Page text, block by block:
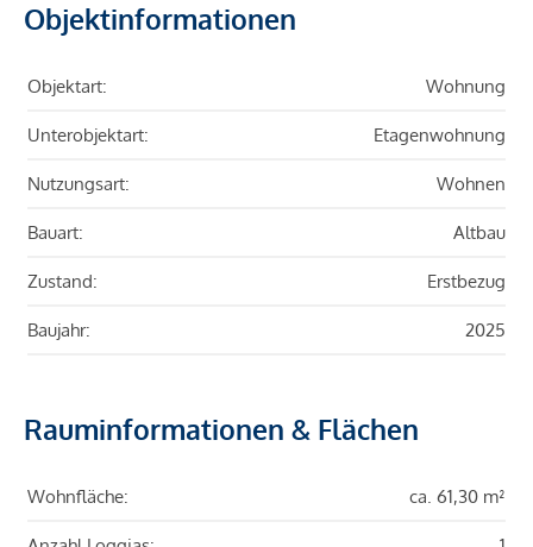
Objektinformationen
Objektart: Wohnung
Unterobjektart: Etagenwohnung
Nutzungsart: Wohnen
Bauart: Altbau
Zustand: Erstbezug
Baujahr: 2025
Rauminformationen & Flächen
Wohnfläche: ca. 61,30 m²